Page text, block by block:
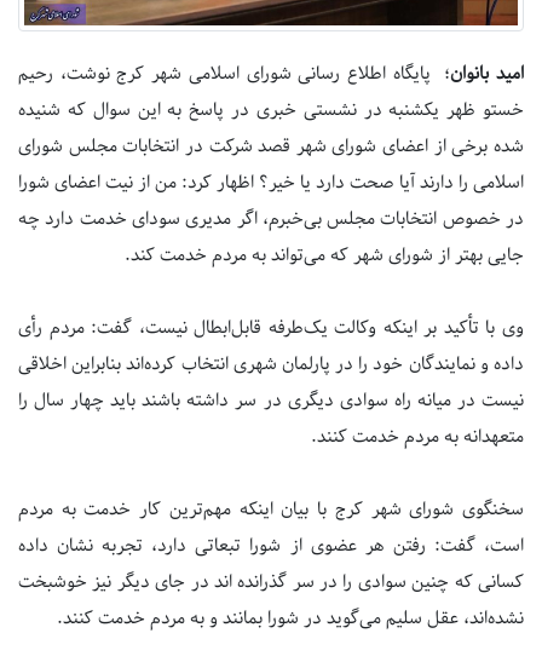
امید بانوان؛ پایگاه اطلاع رسانی شورای اسلامی شهر کرج نوشت، رحیم
خستو ظهر یکشنبه در نشستی خبری در پاسخ به این سوال که شنیده‌
شده برخی از اعضای شورای شهر قصد شرکت در انتخابات مجلس شورای
اسلامی را دارند آیا صحت دارد یا خیر؟ اظهار کرد: من از نیت اعضای شورا
در خصوص انتخابات مجلس بی‌خبرم، اگر مدیری سودای خدمت دارد چه
جایی بهتر از شورای شهر که می‌تواند به مردم خدمت کند.
وی با تأکید بر اینکه وکالت یک‌طرفه قابل‌ابطال نیست، گفت: مردم رأی
داده و نمایندگان خود را در پارلمان شهری انتخاب کرده‌اند بنابراین اخلاقی
نیست در میانه راه سوادی دیگری در سر داشته باشند باید چهار سال را
متعهدانه به مردم خدمت کنند.
سخنگوی شورای شهر کرج با بیان اینکه مهم‌ترین کار خدمت به مردم
است، گفت: رفتن هر عضوی از شورا تبعاتی دارد، تجربه نشان داده
کسانی که چنین سوادی را در سر گذرانده‌ اند در جای دیگر نیز خوشبخت
نشده‌اند، عقل سلیم می‌گوید در شورا بمانند و به مردم خدمت کنند.